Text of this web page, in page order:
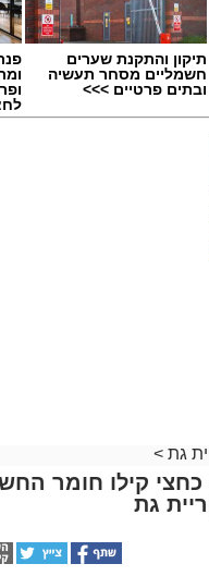
תיקון והתקנת שערים
חשמליים מסחר תעשיה
ובתים פרטיים >>>
גת >
קילו חומר
גת